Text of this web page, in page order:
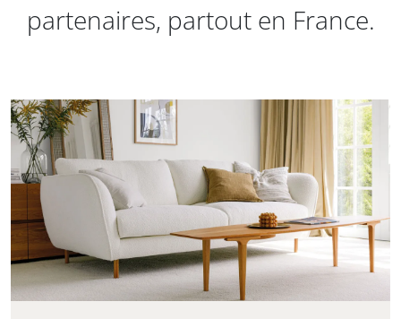
partenaires, partout en France.